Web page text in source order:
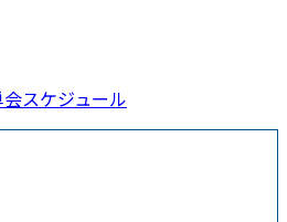
スケジュール